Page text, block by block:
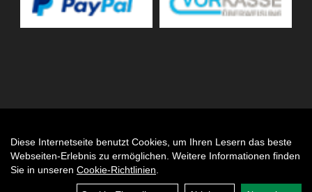
Diese Internetseite benutzt Cookies, um Ihren Lesern das beste
Webseiten-Erlebnis zu ermöglichen. Weitere Informationen finden
Sie in unseren Cookie-Richtlinien
Auftrag widerrufen